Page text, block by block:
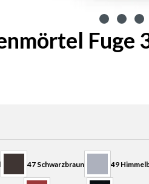
Fuge
47 Schwarzbraun 49